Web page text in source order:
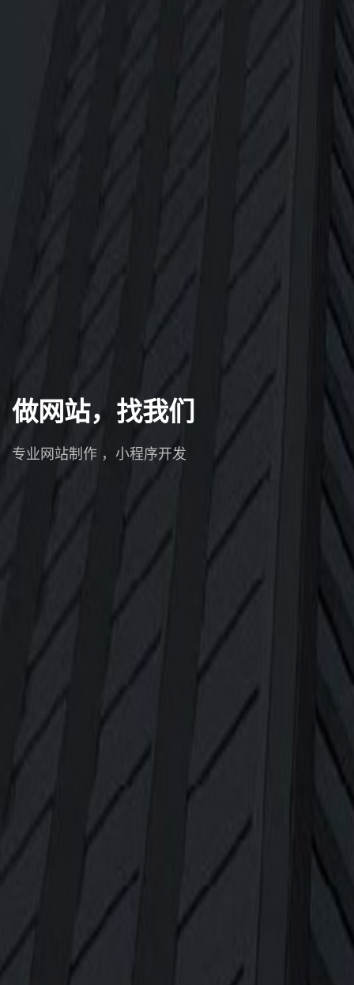
做网站，找我们
专业网站制作 ，小程序开发